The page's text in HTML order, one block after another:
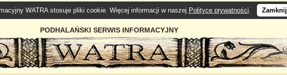
WATRA stosuje pliki cookie. Więcej informacji w naszej Polityce prywatności. Zamknij
PODHALAŃSKI SERWIS INFORMACYJNY